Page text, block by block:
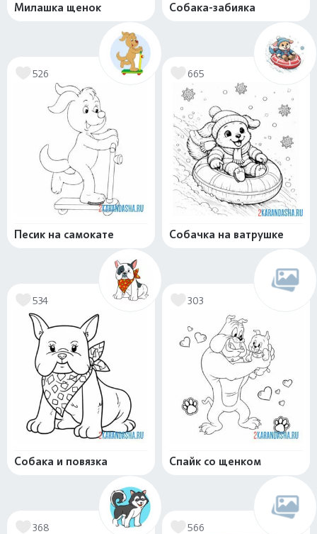
Милашка щенок Собака-забияка
526
Песик на самокате
665
Собачка на ватрушке
534
Собака и повязка
303
Спайк со щенком
368 566